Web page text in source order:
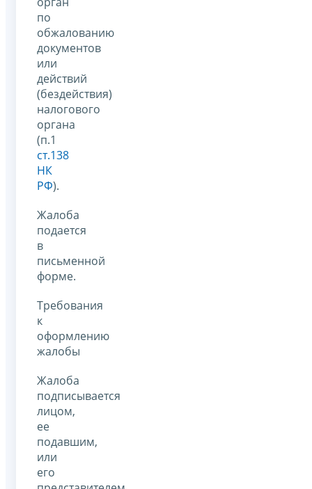
по
обжалованию
документов
или
действий
(бездействия)
налогового
органа
(п.1
ст.138
НК
РФ).
Жалоба
подается
в
письменной
форме.
Требования
к
оформлению
жалобы
Жалоба
подписывается
лицом,
ее
подавшим,
или
его